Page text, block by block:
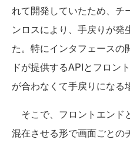
れて開発していたため、チ
ンロスにより、手戻りが発
た。特にインタフェースの
ドが提供するAPIとフロン
が合わなくて手戻りになる
そこで、フロントエンド
混在させる形で画面ごとの